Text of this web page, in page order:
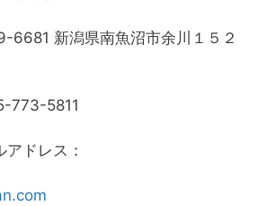
6681 新潟県南魚沼市余川１５２
773-5811
ドレス：